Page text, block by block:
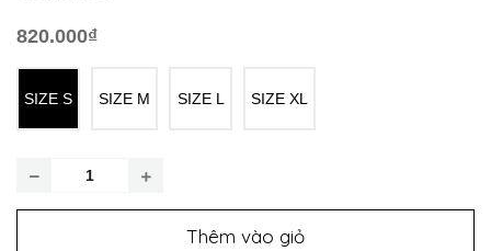
820.000₫
SIZE S SIZE M SIZE L SIZE XL
Thêm vào giỏ